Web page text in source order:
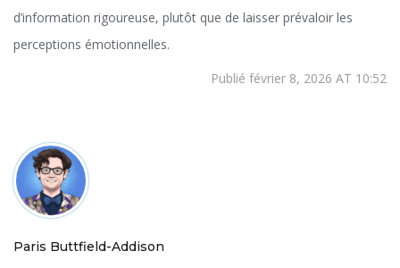
d’information rigoureuse, plutôt que de laisser prévaloir les
perceptions émotionnelles.
Publié février 8, 2026 AT 10:52
Paris Buttfield-Addison